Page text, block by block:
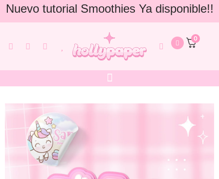
Nuevo tutorial Smoothies Ya disponible!!
0